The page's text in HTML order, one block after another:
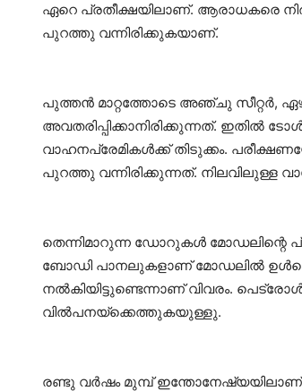
ഏറെ പ്രതീക്ഷയിലാണ്. ആരാധകരെ
പുറത്തു വന്നിരിക്കുകയാണ്.
പുത്തന്‍ മാറ്റത്തോടെ അഞ്ചു സീറ്റര്‍,
അവതരിപ്പിക്കാനിരിക്കുന്നത്.
വാഹനപ്രേമികള്‍ക്ക് തിടുക്കം.
പുറത്തു വന്നിരിക്കുന്നത്.
തെന്നിമാറുന്ന ഡോറുകള്‍ മോഡലിന്റെ
ബോഡി പാനലുകളാണ് മോഡലില്‍
നല്‍കിയിട്ടുണ്ടെന്നാണ് വിവരം.
വില്‍പനയ്ക്കെത്തുകയുള്ളു.
രണ്ടു വര്‍ഷം മുമ്പ് ഇന്തോനേഷ്യയിലാണ്